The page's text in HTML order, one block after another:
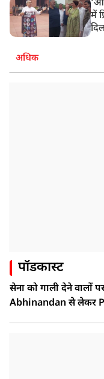
में
अधिक
पॉडकास्ट
सेना को गाली देने वालों
Abhinandan से लेकर